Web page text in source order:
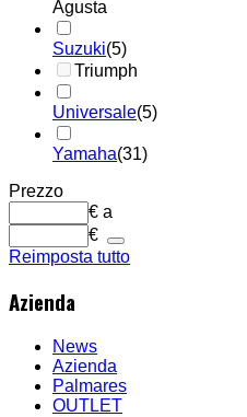
Agusta
Suzuki(5)
Triumph
Universale(5)
Yamaha(31)
Prezzo
€ a
€
Reimposta tutto
Azienda
News
Azienda
Palmares
OUTLET